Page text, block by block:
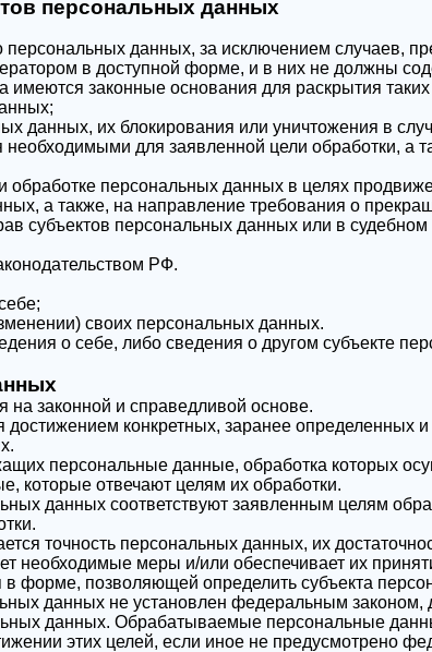
персональных данных
данных, за исключением случаев,
в доступной форме, и в них не должны
имеются законные основания для раскрытия
данных, их блокирования или уничтожения в
для заявленной цели обработки, а
персональных данных в целях
а также, на направление требования о
субъектов персональных данных или в
РФ.
своих персональных данных.
о себе, либо сведения о другом субъекте
на законной и справедливой основе.
конкретных, заранее определенных
персональные данные, обработка которых
которые отвечают целям их обработки.
данных соответствуют заявленным целям
точность персональных данных, их
необходимые меры и/или обеспечивает их
форме, позволяющей определить субъекта
данных не установлен федеральным законом,
данных. Обрабатываемые персональные
этих целей, если иное не предусмотрено